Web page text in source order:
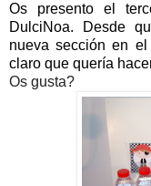
Os presento el
DulciNoa. Desde
nueva sección en
claro que quería
Os gusta?